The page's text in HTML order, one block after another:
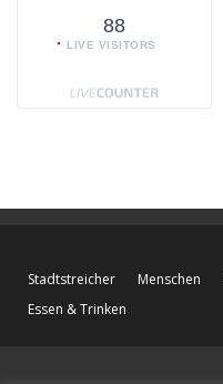
88
LIVE VISITORS
Stadtstreicher Menschen
Essen & Trinken